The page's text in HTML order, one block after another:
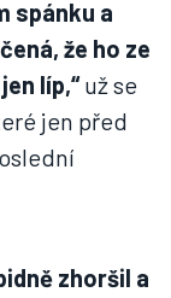
spánku a
že ho ze
líp,“už se
jen před
zhoršil a